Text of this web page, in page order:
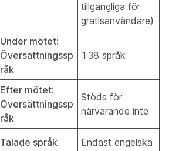
tillgängliga för
gratisanvändare)
Under mötet:
Översättningssp
råk
138 språk
Efter mötet:
Översättningssp
råk
Stöds för
närvarande inte
Talade språk Endast engelska